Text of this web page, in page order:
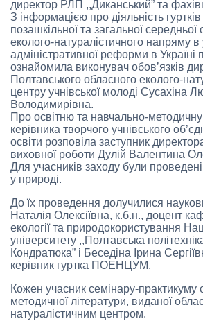
директор РЛП ,,Диканський” та
З інформацією про діяльність гуртків
позашкільної та загальної середньої
еколого-натуралістичного напряму
адміністративної реформи в Україні
ознайомила виконувач обов’язків
Полтавського обласного еколого-
центру учнівської молоді Сусахіна
Володимирівна.
Про освітню та навчально-методичну
керівника творчого учнівського
освіти розповіла заступник
виховної роботи Дулій Валентина
Для учасників заходу були проведені
у природі.
До їх проведення долучилися
Наталія Олексіївна, к.б.н., доцент
екології та природокористування
університету ,,Полтавська
Кондратюка” і Беседіна Ірина
керівник гуртка ПОЕНЦУМ.
Кожен учасник семінару-практикуму
методичної літератури, виданої
натуралістичним центром.